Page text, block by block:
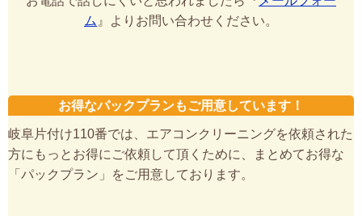
ム 』よりお問い合わせください。
お得なパックプランもご用意しています！
岐阜片付け110番では、エアコンクリーニングを依頼された
方にもっとお得にご依頼して頂くために、まとめてお得な
「パックプラン」をご用意しております。